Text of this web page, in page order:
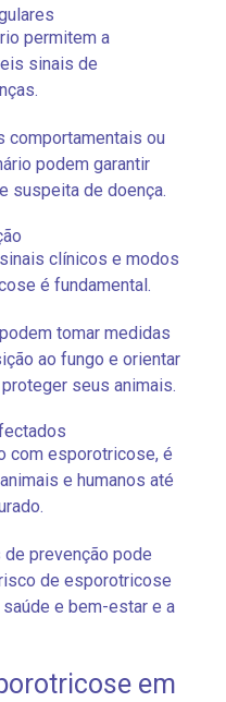
permitem a
sinais de
comportamentais ou
podem garantir
suspeita de doença.
clínicos e modos
é fundamental.
tomar medidas
ao fungo e orientar
seus animais.
com esporotricose, é
e humanos até
prevenção pode
de esporotricose
e bem-estar e a
em